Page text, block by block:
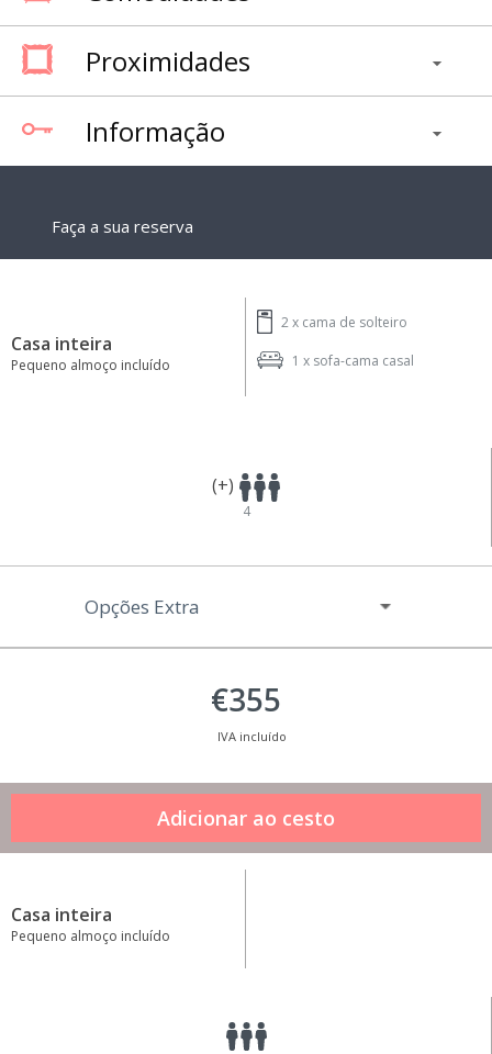
Proximidades
Informação
Faça a sua reserva
Casa inteira
Pequeno almoço incluído
2 x cama de solteiro
1 x sofa-cama casal
(+)
4
Opções Extra
€355
IVA incluído
Casa inteira
Pequeno almoço incluído